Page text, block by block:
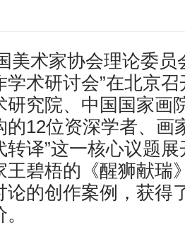
美术家协会理论委员
学术研讨会”在北京
研究院、中国国家画
的12位资深学者、画
转译”这一核心议题
王碧梧的《醒狮献瑞
论的创作案例，获得